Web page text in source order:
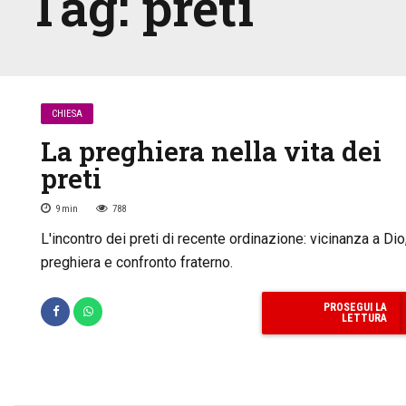
CHIESA
La preghiera nella vita dei
preti
9 min 788
L'incontro dei preti di recente ordinazione: vicinanza a
preghiera e confronto fraterno.
PROSEGUI LA
LETTURA